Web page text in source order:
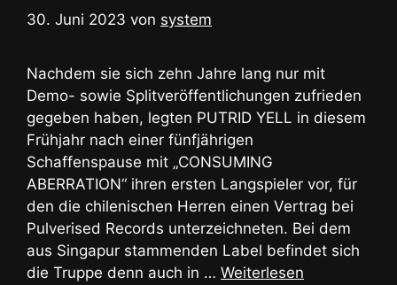
30. Juni 2023 von system
Nachdem sie sich zehn Jahre lang nur mit
Demo- sowie Splitveröffentlichungen zufrieden
gegeben haben, legten PUTRID YELL in diesem
Frühjahr nach einer fünfjährigen
Schaffenspause mit „CONSUMING
ABERRATION“ ihren ersten Langspieler vor, für
den die chilenischen Herren einen Vertrag bei
Pulverised Records unterzeichneten. Bei dem
aus Singapur stammenden Label befindet sich
die Truppe denn auch in … Weiterlesen